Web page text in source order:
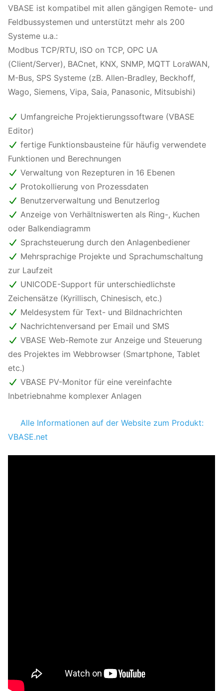
VBASE ist kompatibel mit allen gängigen Remote- und
Feldbussystemen und unterstützt mehr als 200
Systeme u.a.:
Modbus TCP/RTU, ISO on TCP, OPC UA
(Client/Server), BACnet, KNX, SNMP, MQTT LoraWAN,
M-Bus, SPS Systeme (zB. Allen-Bradley, Beckhoff,
Wago, Siemens, Vipa, Saia, Panasonic, Mitsubishi)
Umfangreiche Projektierungssoftware (VBASE
Editor)
fertige Funktionsbausteine für häufig verwendete
Funktionen und Berechnungen
Verwaltung von Rezepturen in 16 Ebenen
Protokollierung von Prozessdaten
Benutzerverwaltung und Benutzerlog
Anzeige von Verhältniswerten als Ring-, Kuchen
oder Balkendiagramm
Sprachsteuerung durch den Anlagenbediener
Mehrsprachige Projekte und Sprachumschaltung
zur Laufzeit
UNICODE-Support für unterschiedlichste
Zeichensätze (Kyrillisch, Chinesisch, etc.)
Meldesystem für Text- und Bildnachrichten
Nachrichtenversand per Email und SMS
VBASE Web-Remote zur Anzeige und Steuerung
des Projektes im Webbrowser (Smartphone, Tablet
etc.)
VBASE PV-Monitor für eine vereinfachte
Inbetriebnahme komplexer Anlagen
Alle Informationen auf der Website zum Produkt:
VBASE.net